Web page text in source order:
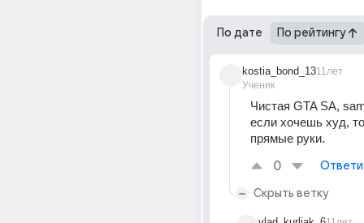
По дате По рейтингу
kostia_bond_13
Ученик
11лет
Чистая GTA SA,
если хочешь худ,
прямые руки.
0
Скрыть ветку